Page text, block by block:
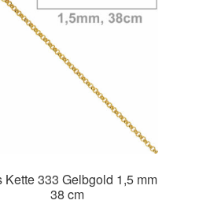
Kette 333 Gelbgold 1,5 mm
38 cm